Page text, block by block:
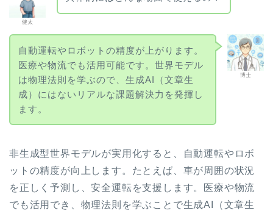
健太
博士
自動運転やロボットの精度が上がります。
医療や物流でも活用可能です。世界モデル
は物理法則を学ぶので、生成AI（文章生
成）にはないリアルな課題解決力を発揮し
ます。
非生成型世界モデルが実用化すると、自動運転やロボ
ットの精度が向上します。たとえば、車が周囲の状況
を正しく予測し、安全運転を支援します。医療や物流
でも活用でき、物理法則を学ぶことで生成AI（文章生